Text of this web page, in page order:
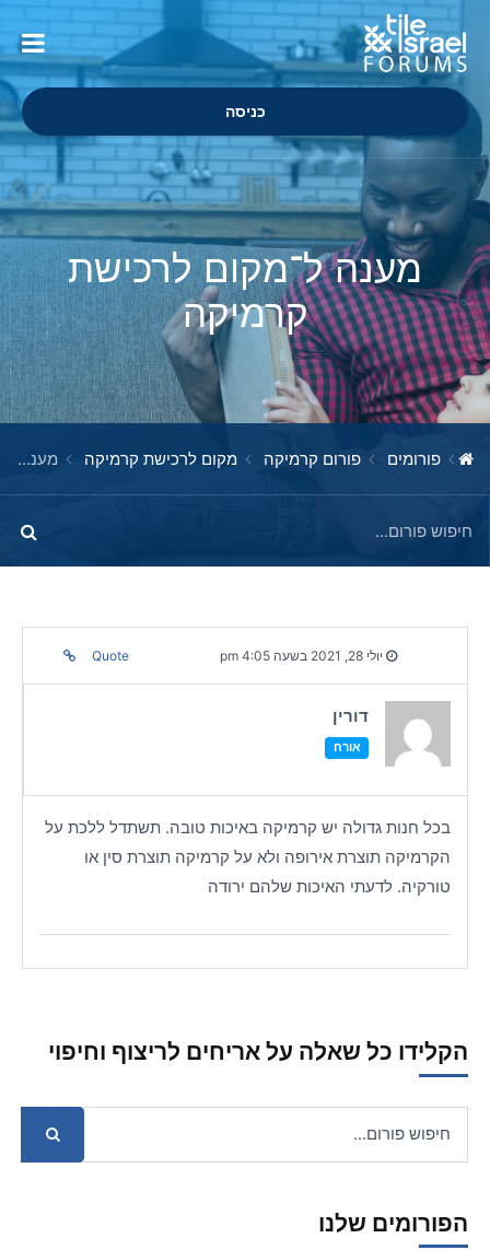
כניסה
מענה ל־מקום לרכישת
קרמיקה
פורומים פורום קרמיקה מקום לרכישת קרמיקה מענה ל־מקום לרכישת קרמיקה
יולי 28, 2021 בשעה 4:05 pm Quote
דורין
אורח
בכל חנות גדולה יש קרמיקה באיכות טובה. תשתדל ללכת על
הקרמיקה תוצרת אירופה ולא על קרמיקה תוצרת סין או
טורקיה. לדעתי האיכות שלהם ירודה
הקלידו כל שאלה על אריחים לריצוף וחיפוי
הפורומים שלנו